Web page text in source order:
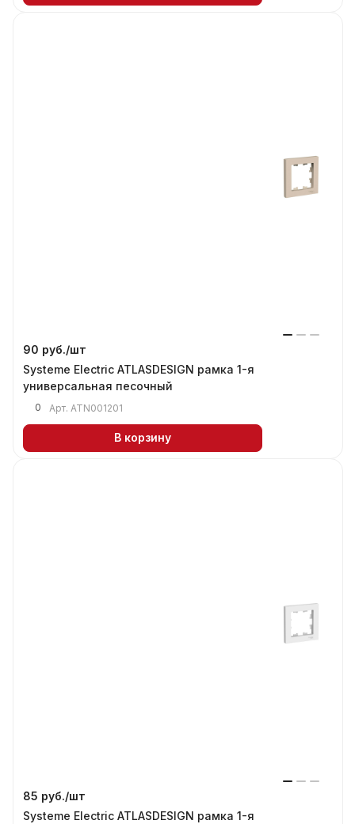
90 руб./шт
Systeme Electric ATLASDESIGN рамка 1-я
универсальная песочный
0 Арт. ATN001201
В корзину
85 руб./шт
Systeme Electric ATLASDESIGN рамка 1-я